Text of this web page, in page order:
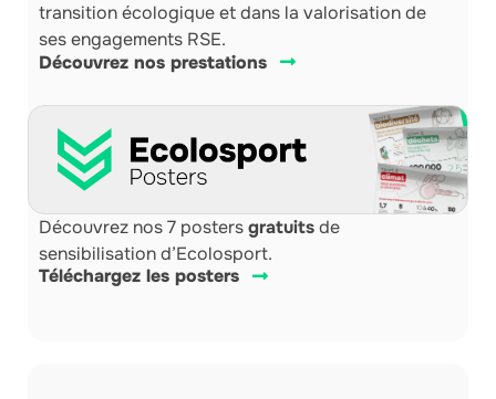
transition écologique et dans la valorisation de
ses engagements RSE.
Découvrez nos prestations
Découvrez nos 7 postersgratuitsde
sensibilisation d’Ecolosport.
Téléchargez les posters